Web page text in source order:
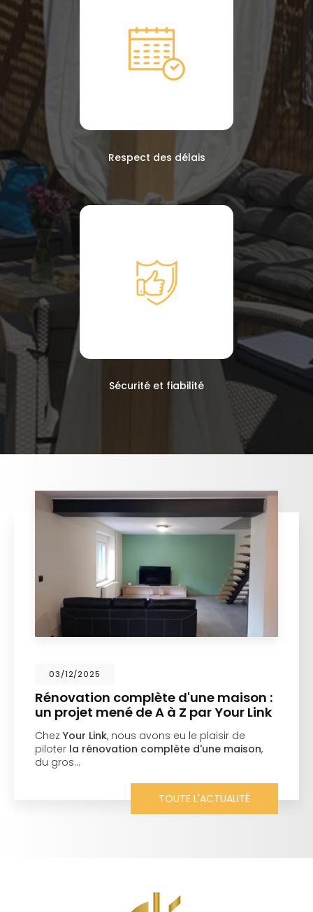
Respect des délais
Sécurité et fiabilité
03/12/2025
Rénovation complète d'une maison :
un projet mené de A à Z par Your Link
Chez Your Link, nous avons eu le plaisir de
piloter la rénovation complète d'une maison,
du gros…
TOUTE L'ACTUALITÉ